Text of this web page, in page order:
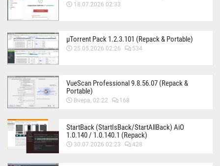
18.07.2026 02:33
µTorrent Pack 1.2.3.101 (Repack & Portable)
25.05.2026 02:26 534
VueScan Professional 9.8.56.07 (Repack &
Portable)
Вчера, 02:22 168
StartBack (StartIsBack/StartAllBack) AiO
1.0.140 / 1.0.140.1 (Repack)
30.07.2026 02:23 428